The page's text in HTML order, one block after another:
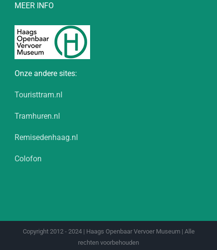
MEER INFO
Onze andere sites:
Touristtram.nl
Tramhuren.nl
Remisedenhaag.nl
Colofon
Copyright 2012 - 2024 | Haags Openbaar Vervoer Museum | Alle
rechten voorbehouden